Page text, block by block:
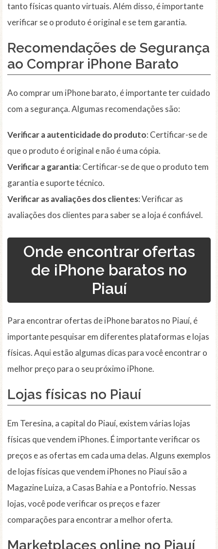
tanto físicas quanto virtuais. Além disso, é importante
verificar se o produto é original e se tem garantia.
Recomendações de Segurança
ao Comprar iPhone Barato
Ao comprar um iPhone barato, é importante ter cuidado
com a segurança. Algumas recomendações são:
Verificar a autenticidade do produto: Certificar-se de
que o produto é original e não é uma cópia.
Verificar a garantia: Certificar-se de que o produto tem
garantia e suporte técnico.
Verificar as avaliações dos clientes: Verificar as
avaliações dos clientes para saber se a loja é confiável.
Onde encontrar ofertas
de iPhone baratos no
Piauí
Para encontrar ofertas de iPhone baratos no Piauí, é
importante pesquisar em diferentes plataformas e lojas
físicas. Aqui estão algumas dicas para você encontrar o
melhor preço para o seu próximo iPhone.
Lojas físicas no Piauí
Em Teresina, a capital do Piauí, existem várias lojas
físicas que vendem iPhones. É importante verificar os
preços e as ofertas em cada uma delas. Alguns exemplos
de lojas físicas que vendem iPhones no Piauí são a
Magazine Luiza, a Casas Bahia e a Pontofrio. Nessas
lojas, você pode verificar os preços e fazer
comparações para encontrar a melhor oferta.
Marketplaces online no Piauí